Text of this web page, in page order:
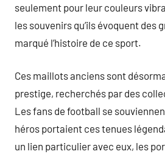
seulement pour leur couleurs
les souvenirs qu’ils évoquent des
marqué l’histoire de ce sport.
Ces maillots anciens sont
prestige, recherchés par des
Les fans de football se
héros portaient ces tenues
un lien particulier avec eux, les